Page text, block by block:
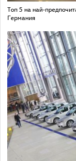
Топ 5 на най-
Германия